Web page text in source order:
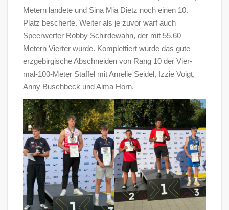
Metern landete und Sina Mia Dietz noch einen 10.
Platz bescherte. Weiter als je zuvor warf auch
Speerwerfer Robby Schirdewahn, der mit 55,60
Metern Vierter wurde. Komplettiert wurde das gute
erzgebirgische Abschneiden von Rang 10 der Vier-
mal-100-Meter Staffel mit Amelie Seidel, Izzie Voigt,
Anny Buschbeck und Alma Horn.